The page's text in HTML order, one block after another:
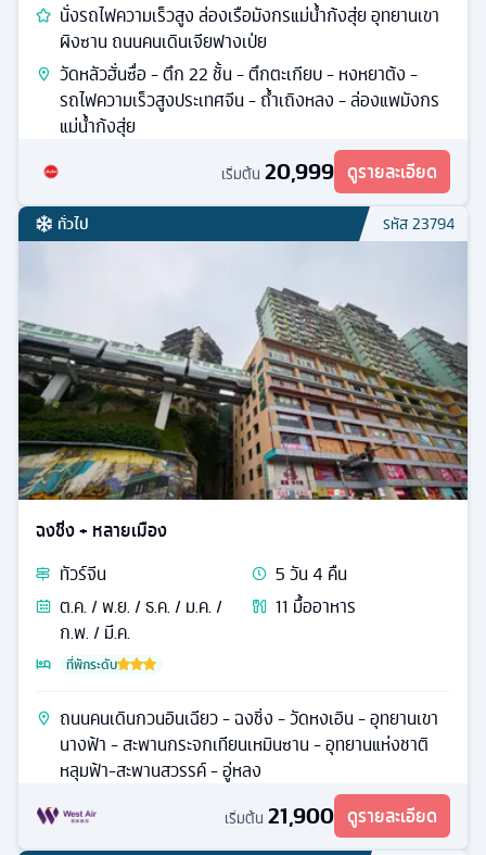
นั่งรถไฟความเร็วสูง ล่องเรือมังกรแม่น้ำก้งสุ่ย อุทยานเขา
ผิงซาน ถนนคนเดินเจียฟางเป่ย
วัดหลัวฮั่นซื่อ - ตึก 22 ชั้น - ตึกตะเกียบ - หงหยาต้ง -
รถไฟความเร็วสูงประเทศจีน - ถ้ำเถิงหลง - ล่องแพมังกร
แม่น้ำก้งสุ่ย
เริ่มต้น 20,999 ดูรายละเอียด
ทั่วไป รหัส23794
ฉงชิ่ง + หลายเมือง
ทัวร์จีน 5วัน4 คืน
ต.ค. / พ.ย. / ธ.ค. / ม.ค. /
ก.พ. / มี.ค.
11 มื้ออาหาร
ที่พักระดับ
ถนนคนเดินกวนอินเฉียว - ฉงชิ่ง - วัดหงเอิน - อุทยานเขา
นางฟ้า - สะพานกระจกเทียนเหมินซาน - อุทยานแห่งชาติ
หลุมฟ้า-สะพานสวรรค์ - อู่หลง
เริ่มต้น 21,900 ดูรายละเอียด